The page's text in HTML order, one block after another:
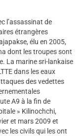
l’assassinat de
étrangères
élu en 2005,
dont les troupes sont
La marine sri-lankaise
dans les eaux
des vedettes
A9 à la fin de
» Kilinochchi,
et mars 2009 et
les civils qui les ont